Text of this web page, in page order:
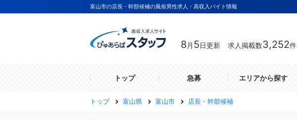
富山市の店長・幹部候補の風俗男性求人・高収入バイト情報
8 月 5日更新 求人掲載数3,252件
トップ 急募 エリアから探す
トップ 富山県 富山市 店長・幹部候補